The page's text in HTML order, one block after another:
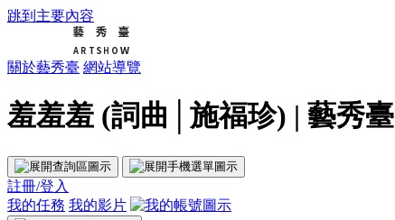
跳到主要內容
關於藝秀臺 網站導覽
羞羞羞 (詞曲│施福珍) | 藝秀臺
註冊/登入
我的任務 我的影片